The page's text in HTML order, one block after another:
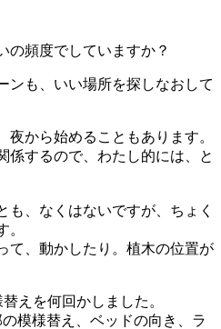
の頻度でしていますか？
ンも、いい場所を探しなおして
から始めることもあります。
係するので、わたし的には、と
も、なくはないですが、ちょく
。
て、動かしたり。植木の位置が
えを何回かしました。
模様替え、ベッドの向き、ラ